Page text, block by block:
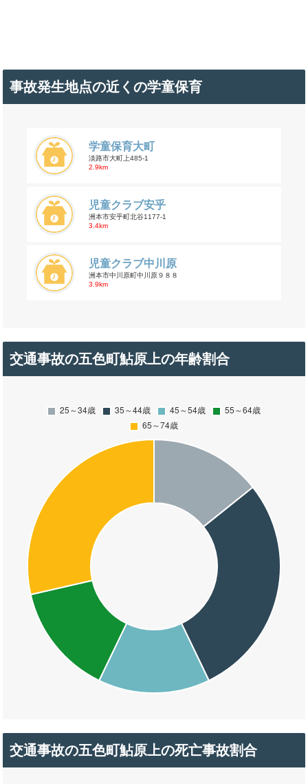
事故発生地点の近くの学童保育
学童保育大町
淡路市大町上485-1
2.9km
児童クラブ安乎
洲本市安乎町北谷1177-1
3.4km
児童クラブ中川原
洲本市中川原町中川原９８８
3.9km
交通事故の五色町鮎原上の年齢割合
交通事故の五色町鮎原上の死亡事故割合